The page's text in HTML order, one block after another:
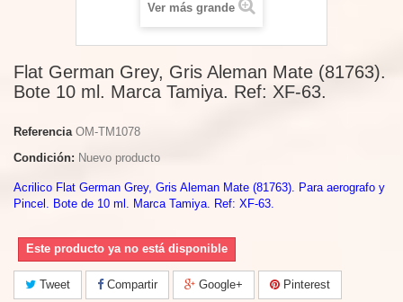
Ver más grande
Flat German Grey, Gris Aleman Mate (81763).
Bote 10 ml. Marca Tamiya. Ref: XF-63.
Referencia OM-TM1078
Condición: Nuevo producto
Acrilico Flat German Grey, Gris Aleman Mate (81763). Para aerografo y
Pincel. Bote de 10 ml. Marca Tamiya. Ref: XF-63.
Este producto ya no está disponible
Tweet Compartir Google+ Pinterest